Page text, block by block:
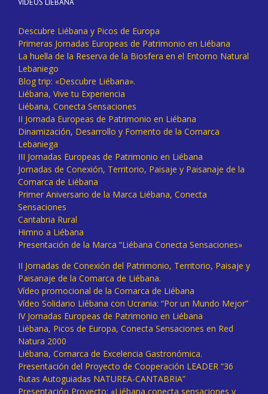
VÍDEOS LIÉBANA
Descubre Liébana y Picos de Europa
Primeras Jornadas Europeas de Patrimonio en Liébana
La huella de la Reserva de la Biosfera en el Entorno Natural
Lebaniego
Blog trip: «Descubre Liébana».
Liébana, Vive tu Experiencia
Liébana, Conecta Sensaciones
II Jornada Europeas de Patrimonio en Liébana
Dinamización, Desarrollo y Fomento de la Comarca
Lebaniega
III Jornadas Europeas de Patrimonio en Liébana
Jornadas de Conexión, Territorio, Paisaje y Paisanaje de la
Comarca de Liébana
Primer Aniversario de la Marca Liébana, Conecta
Sensaciones
Cantabria Rural
Himno a Liébana
Presentación de la Marca “Liébana Conecta Sensaciones»
II Jornadas de Conexión del Patrimonio, Territorio, Paisaje y
Paisanaje de la Comarca de Liébana.
Vídeo promocional de la Comarca de Liébana
Vídeo Solidario Liébana con Ucrania: “Por un Mundo Mejor”
IV Jornadas Europeas de Patrimonio en Liébana
Liébana, Picos de Europa, Conecta Sensaciones en Red
Natura 2000
Liébana, Comarca de Excelencia Gastronómica.
Presentación del Proyecto de Cooperación LEADER “36
Rutas Autoguiadas NATUREA-CANTABRIA”
Presentación Proyecto: «Liébana conecta sensaciones y